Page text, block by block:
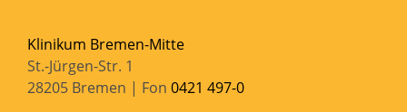
Klinikum Bremen-Mitte
St.-Jürgen-Str. 1
28205 Bremen | Fon 0421 497-0